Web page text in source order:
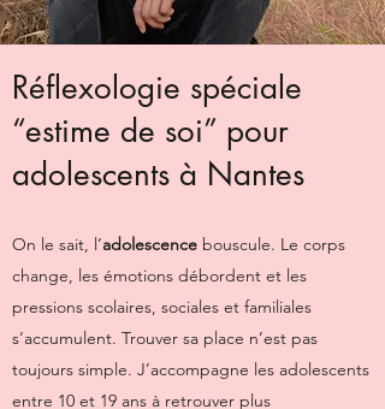
Réflexologie spéciale
“estime de soi” pour
adolescents à Nantes
On le sait, l’adolescence bouscule. Le corps
change, les émotions débordent et les
pressions scolaires, sociales et familiales
s’accumulent. Trouver sa place n’est pas
toujours simple. J’accompagne les adolescents
entre 10 et 19 ans à retrouver plus